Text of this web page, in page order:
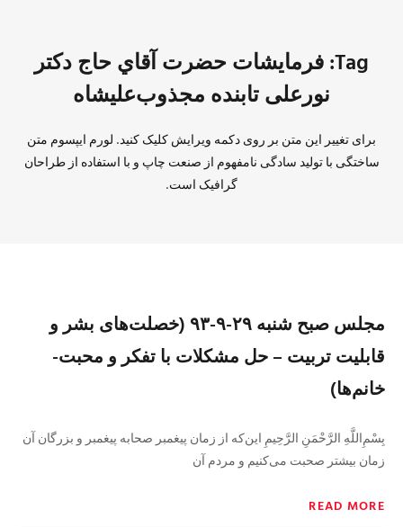
Tag: فرمايشات حضرت آقاي حاج دكتر
نورعلی تابنده مجذوب‌عليشاه
برای تغییر این متن بر روی دکمه ویرایش کلیک کنید. لورم ایپسوم متن
ساختگی با تولید سادگی نامفهوم از صنعت چاپ و با استفاده از طراحان
گرافیک است.
مجلس صبح شنبه ۲۹-۹-۹۳ (خصلت‌های بشر و
قابلیت تربیت – حل مشکلات با تفکر و محبت-
خانم‌ها)
بِسْمِ‌اللَّهِ الرَّحْمَنِ الرَّحِيمِ این‌که از زمان پیغمبر صحابه پیغمبر و بزرگان آن
زمان بیشتر صحبت می‌کنیم و مردم آن
READ MORE